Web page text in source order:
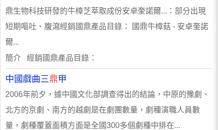
鼎生物科技研發的牛樟芝萃取成份安卓奎諾爾...：部分出現
短期嘔吐、腹瀉經銷國鼎產品目錄： 國鼎牛樟菇 - 安卓奎諾
爾...
簡介 經銷國鼎產品目錄：
中國戲曲三鼎甲
2006年前夕，據中國文化部調查得出的結論，中原的豫劇、
北方的京劇、南方的越劇是在劇團數量，劇種演職人員數
量，劇種覆蓋面積方面是全國300多個劇種中排在...